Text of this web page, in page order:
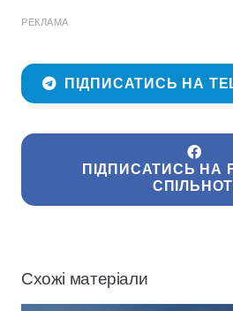
РЕКЛАМА
ПІДПИСАТИСЬ НА
ПІДПИСАТИСЬ НА
Схожі матеріали